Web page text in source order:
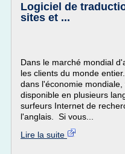
Logiciel de
sites et ...
Dans le marché mondial
les clients du monde
dans l'économie
disponible en plusieurs
surfeurs Internet de
l'anglais. Si vous...
Lire la suite